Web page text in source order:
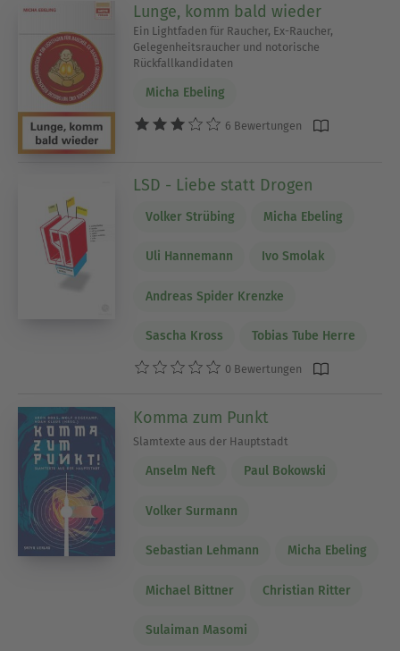
Lunge, komm bald wieder
Ein Lightfaden für Raucher, Ex-Raucher,
Gelegenheitsraucher und notorische
Rückfallkandidaten
Micha Ebeling
6 Bewertungen
LSD - Liebe statt Drogen
Volker Strübing Micha Ebeling
Uli Hannemann Ivo Smolak
Andreas Spider Krenzke
Sascha Kross Tobias Tube Herre
0 Bewertungen
Komma zum Punkt
Slamtexte aus der Hauptstadt
Anselm Neft Paul Bokowski
Volker Surmann
Sebastian Lehmann Micha Ebeling
Michael Bittner Christian Ritter
Sulaiman Masomi